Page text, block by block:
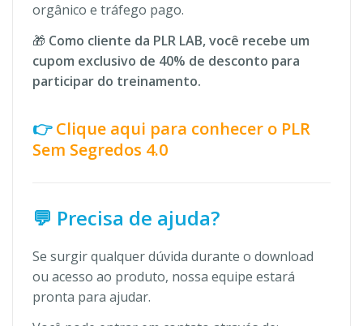
orgânico e tráfego pago.
🎁 Como cliente da PLR LAB, você recebe um
cupom exclusivo de 40% de desconto para
participar do treinamento.
👉 Clique aqui para conhecer o PLR
Sem Segredos 4.0
💬 Precisa de ajuda?
Se surgir qualquer dúvida durante o download
ou acesso ao produto, nossa equipe estará
pronta para ajudar.